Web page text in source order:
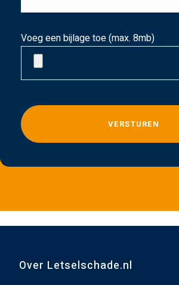
Voeg een bijlage toe (max. 8mb)
G
e
l
e
d
v
Over Letselschade.nl